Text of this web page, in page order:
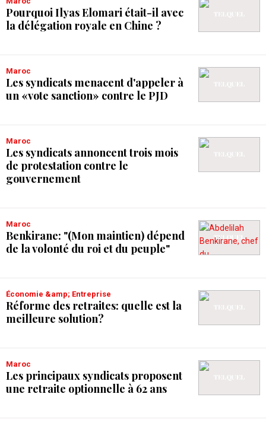
Pourquoi Ilyas Elomari était-il avec
la délégation royale en Chine ?
Maroc
Les syndicats menacent d'appeler à
un «vote sanction» contre le PJD
Maroc
Les syndicats annoncent trois mois
de protestation contre le
gouvernement
Maroc
Benkirane: "(Mon maintien) dépend
de la volonté du roi et du peuple"
Économie &amp; Entreprise
Réforme des retraites: quelle est la
meilleure solution?
Maroc
Les principaux syndicats proposent
une retraite optionnelle à 62 ans